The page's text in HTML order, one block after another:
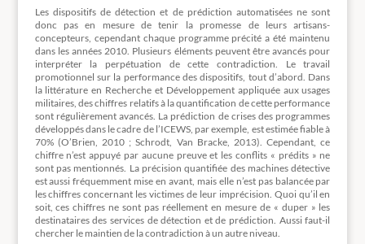
Les dispositifs de détection et de prédiction automatisées ne sont
donc pas en mesure de tenir la promesse de leurs artisans-
concepteurs, cependant chaque programme précité a été maintenu
dans les années 2010. Plusieurs éléments peuvent être avancés pour
interpréter la perpétuation de cette contradiction. Le travail
promotionnel sur la performance des dispositifs, tout d’abord. Dans
la littérature en Recherche et Développement appliquée aux usages
militaires, des chiffres relatifs à la quantification de cette performance
sont régulièrement avancés. La prédiction de crises des programmes
développés dans le cadre de l’ICEWS, par exemple, est estimée fiable à
70% (O’Brien, 2010 ; Schrodt, Van Bracke, 2013). Cependant, ce
chiffre n’est appuyé par aucune preuve et les conflits « prédits » ne
sont pas mentionnés. La précision quantifiée des machines détective
est aussi fréquemment mise en avant, mais elle n’est pas balancée par
les chiffres concernant les victimes de leur imprécision. Quoi qu’il en
soit, ces chiffres ne sont pas réellement en mesure de « duper » les
destinataires des services de détection et de prédiction. Aussi faut-il
chercher le maintien de la contradiction à un autre niveau.